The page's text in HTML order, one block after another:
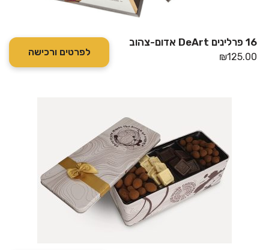
16 פרלינים DeArt אדום-צהוב
₪125.00 לפרטים ורכישה